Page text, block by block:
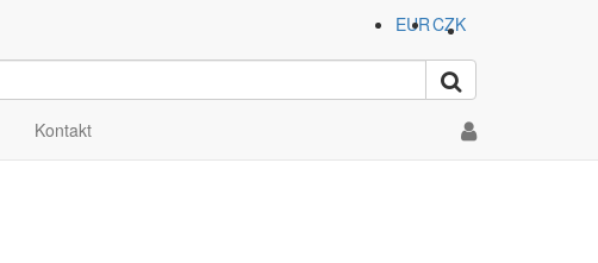
EURCZK
Kontakt